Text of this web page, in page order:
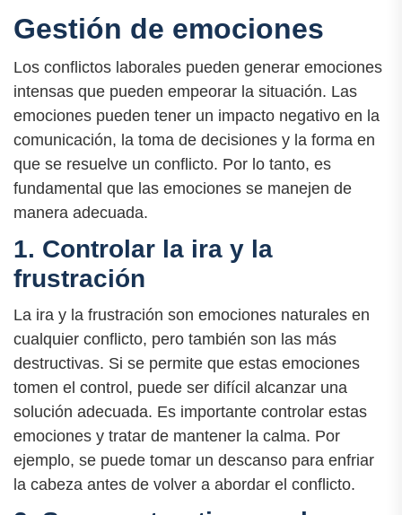
Gestión de emociones
Los conflictos laborales pueden generar emociones
intensas que pueden empeorar la situación. Las
emociones pueden tener un impacto negativo en la
comunicación, la toma de decisiones y la forma en
que se resuelve un conflicto. Por lo tanto, es
fundamental que las emociones se manejen de
manera adecuada.
1. Controlar la ira y la
frustración
La ira y la frustración son emociones naturales en
cualquier conflicto, pero también son las más
destructivas. Si se permite que estas emociones
tomen el control, puede ser difícil alcanzar una
solución adecuada. Es importante controlar estas
emociones y tratar de mantener la calma. Por
ejemplo, se puede tomar un descanso para enfriar
la cabeza antes de volver a abordar el conflicto.